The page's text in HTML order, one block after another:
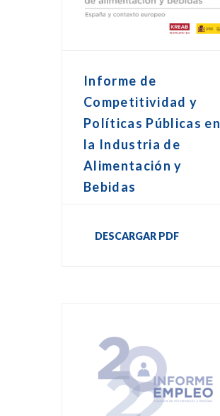
Informe de
Competitividad y
Políticas Públicas en
la Industria de
Alimentación y
Bebidas
DESCARGAR PDF